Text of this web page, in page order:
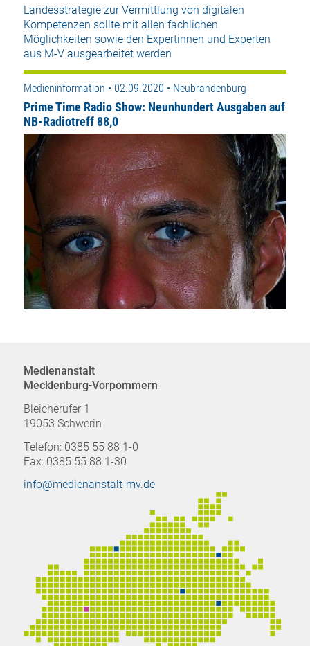
Landesstrategie zur Vermittlung von digitalen
Kompetenzen sollte mit allen fachlichen
Möglichkeiten sowie den Expertinnen und Experten
aus M-V ausgearbeitet werden
Medieninformation • 02.09.2020 • Neubrandenburg
Prime Time Radio Show: Neunhundert Ausgaben auf
NB-Radiotreff 88,0
Medienanstalt
Mecklenburg-Vorpommern
Bleicherufer 1
19053 Schwerin
Telefon: 0385 55 88 1-0
Fax: 0385 55 88 1-30
info@medienanstalt-mv.de